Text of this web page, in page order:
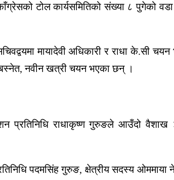
टोल कार्यसमितिको संख्या ८ पुगेको
मायादेवी अधिकारी र राधा के.सी
नवीन खत्री चयन भएका छन् ।
प्रतिनिधि राधाकृष्ण गुरुङले आउँदो वैशाख
पदमसिंह गुरुङ, क्षेत्रीय सदस्य ओममाया